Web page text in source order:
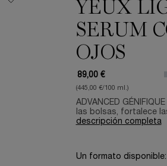
YEUX
SERUM
OJOS
89,00 €
(445,00 €/100 ml.)
ADVANCED
las bolsas, fortalece
descripción completa
Un formato disponible: